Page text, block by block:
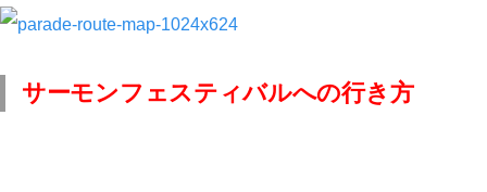
サーモンフェスティバルへの行き方